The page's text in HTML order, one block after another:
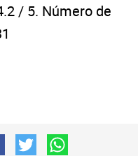
/ 5. Número de